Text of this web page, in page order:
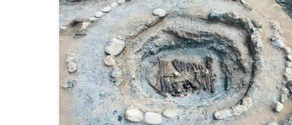
Z grobów cmentarzyska sprzed 2500 lat znajdującego się w górach Pamir na
3000 metrów archeolodzy wydobyli naczynia do palenia, zawierające ślady
bogatej w cannabinoidy, czyli marihuany. Starożytna fajka haszyszowa.
przeprowadzonych analiz ludzie zamieszkujący góry Pamir już przed 2500
bogate w cannabinoidy konopie w specjalnie do […]